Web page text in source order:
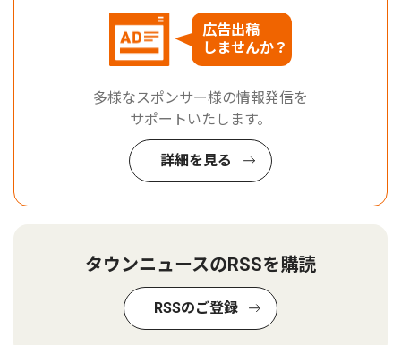
広告出稿
しませんか？
多様なスポンサー様の情報発信を
サポートいたします。
詳細を見る
タウンニュースのRSSを購読
RSSのご登録